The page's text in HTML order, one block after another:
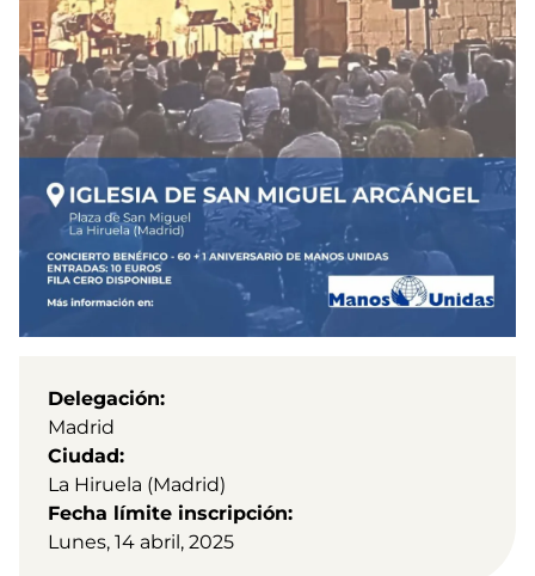
Delegación
Madrid
Ciudad
La Hiruela (Madrid)
Fecha límite inscripción
Lunes, 14 abril, 2025